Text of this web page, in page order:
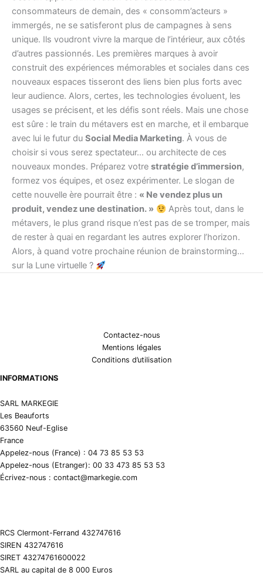
consommateurs de demain, des « consomm’acteurs »
immergés, ne se satisferont plus de campagnes à sens
unique. Ils voudront vivre la marque de l’intérieur, aux côtés
d’autres passionnés. Les premières marques à avoir
construit des expériences mémorables et sociales dans ces
nouveaux espaces tisseront des liens bien plus forts avec
leur audience. Alors, certes, les technologies évoluent, les
usages se précisent, et les défis sont réels. Mais une chose
est sûre : le train du métavers est en marche, et il embarque
avec lui le futur du Social Media Marketing. À vous de
choisir si vous serez spectateur… ou architecte de ces
nouveaux mondes. Préparez votre stratégie d’immersion,
formez vos équipes, et osez expérimenter. Le slogan de
cette nouvelle ère pourrait être : « Ne vendez plus un
produit, vendez une destination. »
Après tout, dans le
métavers, le plus grand risque n’est pas de se tromper, mais
de rester à quai en regardant les autres explorer l’horizon.
Alors, à quand votre prochaine réunion de brainstorming…
sur la Lune virtuelle ?
Contactez-nous
Mentions légales
Conditions d’utilisation
INFORMATIONS
SARL MARKEGIE
Les Beauforts
63560 Neuf-Eglise
France
Appelez-nous (France) : 04 73 85 53 53
Appelez-nous (Etranger): 00 33 473 85 53 53
Écrivez-nous : contact@markegie.com
RCS Clermont-Ferrand 432747616
SIREN 432747616
SIRET 43274761600022
SARL au capital de 8 000 Euros